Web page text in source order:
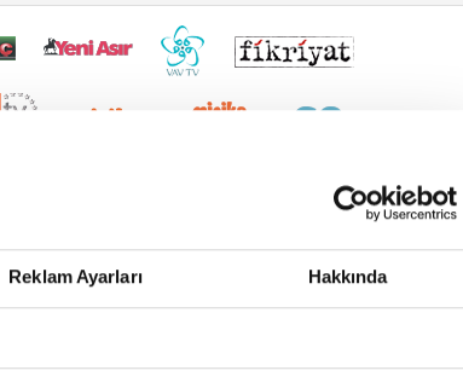
Reklam Ayarları Hakkında